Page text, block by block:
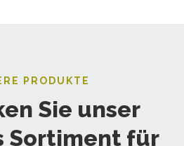
PRODUKTE
Sie unser
Sortiment für